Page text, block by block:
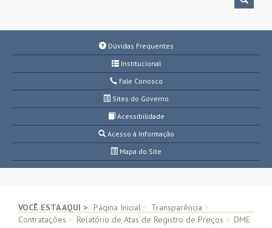
Dúvidas Frequentes
Institucional
Fale Conosco
Sites do Governo
Acessibilidade
Acesso à Informação
Mapa do Site
VOCÊ ESTA AQUI > Página Inicial > Transparência >
Contratações > Relatório de Atas de Registro de Preços > DME